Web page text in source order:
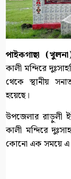
পাইকগাছা
কালী মন্দিরে
থেকে স্থানীয়
হয়েছে।
উপজেলার রাড়ুলী
কালী মন্দিরে
কোনো এক সময়ে এ